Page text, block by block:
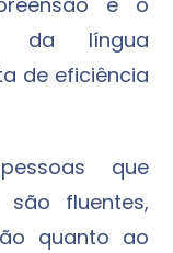
da língua
de eficiência
que
fluentes,
quanto ao